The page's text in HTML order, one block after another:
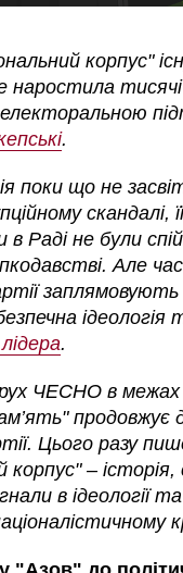
корпус"
наростила тисячі
.
поки що не
скандалі,
Раді не були
Але
ідеологія
.
ЧЕСНО в
продовжує
Цього разу
корпус" –
в ідеології